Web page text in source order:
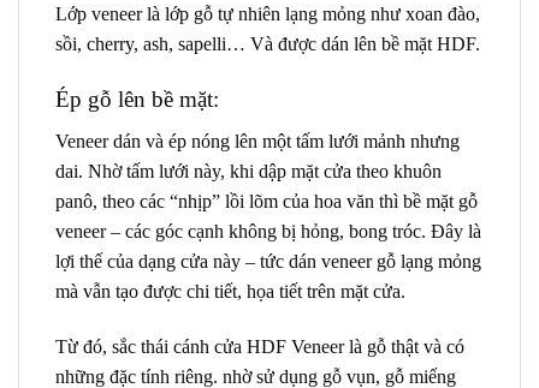
Lớp veneer là lớp gỗ tự nhiên lạng mỏng như xoan đào,
sồi, cherry, ash, sapelli… Và được dán lên bề mặt HDF.
Ép gỗ lên bề mặt:
Veneer dán và ép nóng lên một tấm lưới mảnh nhưng
dai. Nhờ tấm lưới này, khi dập mặt cửa theo khuôn
panô, theo các “nhịp” lồi lõm của hoa văn thì bề mặt gỗ
veneer – các góc cạnh không bị hỏng, bong tróc. Đây là
lợi thế của dạng cửa này – tức dán veneer gỗ lạng mỏng
mà vẫn tạo được chi tiết, họa tiết trên mặt cửa.
Từ đó, sắc thái cánh cửa HDF Veneer là gỗ thật và có
những đặc tính riêng. nhờ sử dụng gỗ vụn, gỗ miếng